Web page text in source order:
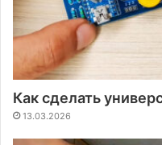
Как сделать
13.03.2026